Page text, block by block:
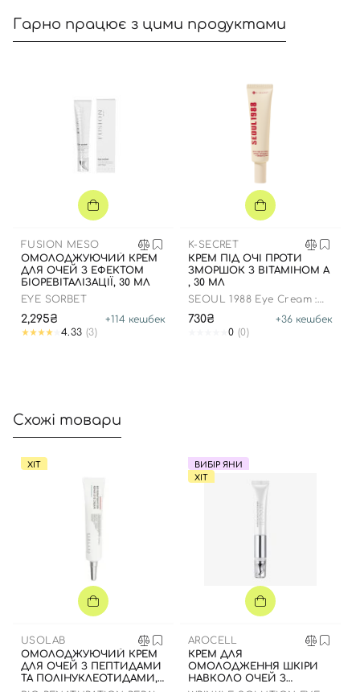
Гарно працює з цими продуктами
FUSION MESO
ОМОЛОДЖУЮЧИЙ КРЕМ
ДЛЯ ОЧЕЙ З ЕФЕКТОМ
БІОРЕВІТАЛІЗАЦІЇ, 30 МЛ
EYE SORBET
2,295₴ +114 кешбек
4.33 (3)
K-SECRET
КРЕМ ПІД ОЧІ ПРОТИ
ЗМОРШОК З ВІТАМІНОМ А
, 30 МЛ
SEOUL 1988 Eye Cream :
+Fermented Bean
730₴ +36 кешбек
0 (0)
Схожі товари
ХІТ
USOLAB
ОМОЛОДЖУЮЧИЙ КРЕМ
ДЛЯ ОЧЕЙ З ПЕПТИДАМИ
ТА ПОЛІНУКЛЕОТИДАМИ,
ВИБІР ЯНИ
ХІТ
AROCELL
КРЕМ ДЛЯ
ОМОЛОДЖЕННЯ ШКІРИ
НАВКОЛО ОЧЕЙ З
Вхід Реєстрація
Номер телефону
Відправляючи форму для авторизації/реєстрації ви
приймаєте умовиУгоди користувача
Далі
Увійти за допомогою e-mail